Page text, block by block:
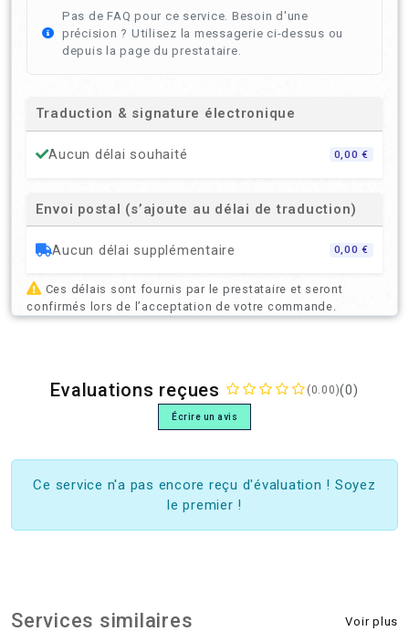
Pas de FAQ pour ce service. Besoin d'une
précision ? Utilisez la messagerie ci-dessus ou
depuis la page du prestataire.
Traduction & signature électronique
Aucun délai souhaité 0,00 €
Envoi postal (s’ajoute au délai de traduction)
Aucun délai supplémentaire 0,00 €
Ces délais sont fournis par le prestataire et seront
confirmés lors de l’acceptation de votre commande.
Evaluations reçues (0.00)(0)
Écrire un avis
Ce service n'a pas encore reçu d'évaluation ! Soyez
le premier !
Services similaires Voir plus